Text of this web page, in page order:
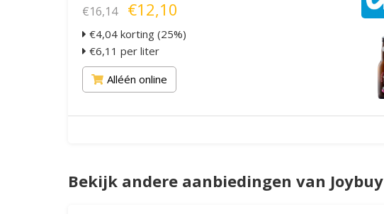
€16,14 €12,10
€4,04 korting (25%)
€6,11 per liter
Alléén online
Bekijk andere aanbiedingen van Joybuy